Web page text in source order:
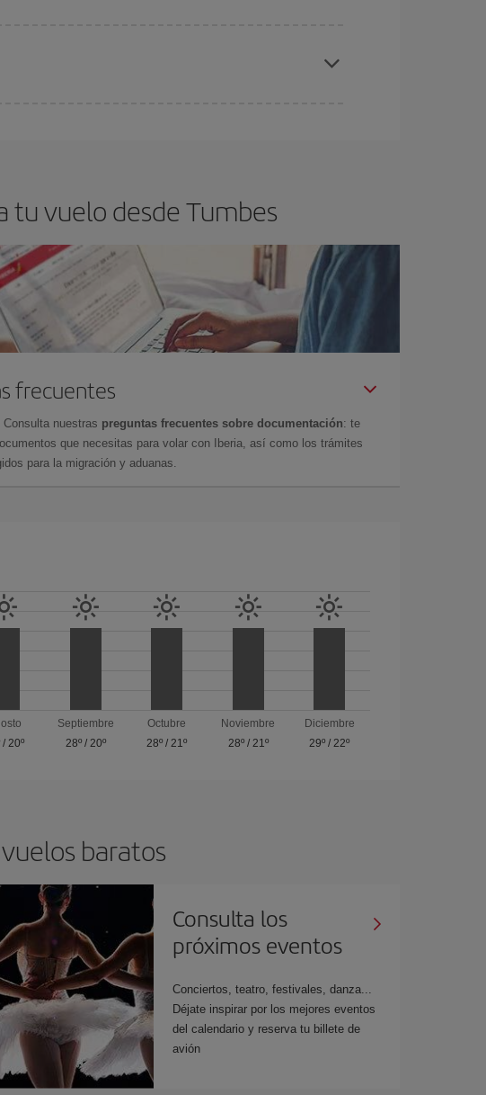
tu vuelo desde Tumbes
frecuentes
nuestras preguntas frecuentes sobre documentación: te
que necesitas para volar con Iberia, así como los trámites
para la migración y aduanas.
/ 20º
Septiembre
28º/ 20º
Octubre
28º / 21º
Noviembre
28º/ 21º
Diciembre
29º / 22º
baratos
Consulta los
próximos eventos
Conciertos, teatro, festivales, danza...
Déjate inspirar por los mejores eventos
del calendario y reserva tu billete de
avión